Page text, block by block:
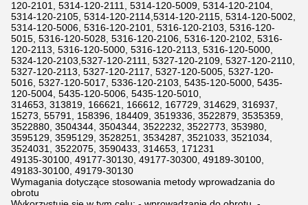
120-2101, 5314-120-2111, 5314-120-5009, 5314-120-2104,
5314-120-2105, 5314-120-2114,5314-120-2115, 5314-120-5002,
5314-120-5006, 5316-120-2101, 5316-120-2103, 5316-120-
5015, 5316-120-5028, 5316-120-2106, 5316-120-2102, 5316-
120-2113, 5316-120-5000, 5316-120-2113, 5316-120-5000,
5324-120-2103,5327-120-2111, 5327-120-2109, 5327-120-2110,
5327-120-2113, 5327-120-2117, 5327-120-5005, 5327-120-
5016, 5327-120-5017, 5336-120-2103, 5435-120-5000, 5435-
120-5004, 5435-120-5006, 5435-120-5010,
314653, 313819, 166621, 166612, 167729, 314629, 316937,
15273, 55791, 158396, 184409, 3519336, 3522879, 3535359,
3522880, 3504344, 3504344, 3522232, 3522773, 353980,
3595129, 3595129, 3528251, 3534287, 3521033, 3521034,
3524031, 3522075, 3590433, 314653, 171231
49135-30100, 49177-30130, 49177-30300, 49189-30100,
49183-30100, 49179-30130
Wymagania dotyczące stosowania metody wprowadzania do
obrotu